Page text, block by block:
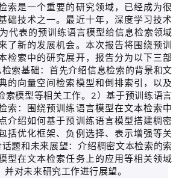
索是一个重要的研究领域，已经成为很
础技术之一。最近十年，深度学习技术
代表的预训练语言模型给信息检索领域
了新的发展机会。本次报告将围绕预训
检索中的研究展开，报告分为以下三部
索基础：首先介绍信息检索的背景和文
的向量空间检索模型和倒排索引，以及
索模型等相关工作。2）基于预训练语言
索：围绕预训练语言模型在文本检索中
介绍如何基于预训练语言模型搭建稠密
括优化框架、负例选择、表示增强等关
题和未来展望：介绍稠密文本检索的索
型在文本检索任务上的应用等相关领域
对未来研究工作进行展望。